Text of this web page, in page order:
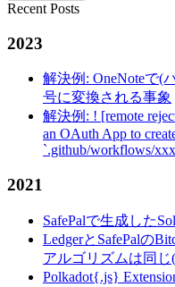
Recent Posts
2023
解決例: OneNoteで(
号に変換される事象
解決例: ! [remote
an OAuth App to
`.github/workflows/
2021
SafePalで生成した
LedgerとSafePalの
アルゴリズムは同じ
Polkadot{.js}